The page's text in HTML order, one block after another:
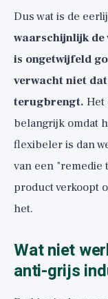
Dus wat is de
waarschijnlijk
is ongetwijfeld
verwacht niet
terugbrengt. Het
belangrijk omdat
flexibeler is dan
van een "remedie
product verkoopt
het.
Wat niet
anti-grijs